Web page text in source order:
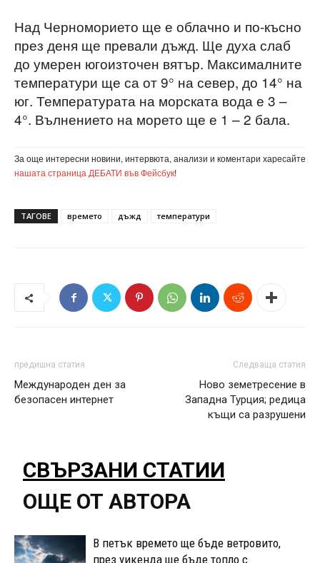
Над Черноморието ще е облачно и по-късно
през деня ще превали дъжд. Ще духа слаб
до умерен югоизточен вятър. Максималните
температури ще са от 9° на север, до 14° на
юг. Температурата на морската вода е 3 –
4°. Вълнението на морето ще е 1 – 2 бала.
За още интересни новини, интервюта, анализи и коментари харесайте
нашата страница ДЕБАТИ във Фейсбук!
ТАГОВЕ времето дъжд температури
предишна статия
Международен ден за
безопасен интернет
Следваща статия
Ново земетресение в
Западна Турция; редица
къщи са разрушени
СВЪРЗАНИ СТАТИИ
ОЩЕ ОТ АВТОРА
В петък времето ще бъде ветровито,
през уикенда ще бъде топло с